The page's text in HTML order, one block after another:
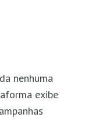
nenhuma
exibe